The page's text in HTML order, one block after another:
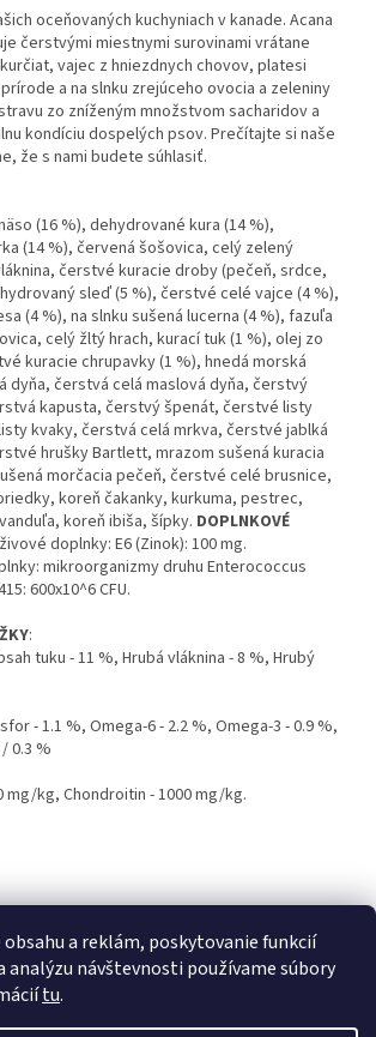
a reklám, poskytovanie funkcií
analýzu návštevnosti používame súbory
tu.
oceňovaných kuchyniach v kanade. Acana
čerstvými miestnymi surovinami vrátane
vajec z hniezdnych chovov, platesi
a na slnku zrejúceho ovocia a zeleniny
zo zníženým množstvom sacharidov a
kondíciu dospelých psov. Prečítajte si naše
že s nami budete súhlasiť.
(16 %), dehydrované kura (14 %),
(14 %), červená šošovica, celý zelený
čerstvé kuracie droby (pečeň, srdce,
sleď (5 %), čerstvé celé vajce (4 %),
(4 %), na slnku sušená lucerna (4 %), fazuľa
celý žltý hrach, kurací tuk (1 %), olej zo
kuracie chrupavky (1 %), hnedá morská
dyňa, čerstvá celá maslová dyňa, čerstvý
kapusta, čerstvý špenát, čerstvé listy
kvaky, čerstvá celá mrkva, čerstvé jablká
hrušky Bartlett, mrazom sušená kuracia
morčacia pečeň, čerstvé celé brusnice,
koreň čakanky, kurkuma, pestrec,
koreň ibiša, šípky. DOPLNKOVÉ
doplnky: E6 (Zinok): 100 mg.
mikroorganizmy druhu Enterococcus
600x10^6 CFU.
:
tuku - 11 %, Hrubá vláknina - 8 %, Hrubý
- 1.1 %, Omega-6 - 2.2 %, Omega-3 - 0.9 %,
0.3 %
mg/kg, Chondroitin - 1000 mg/kg.